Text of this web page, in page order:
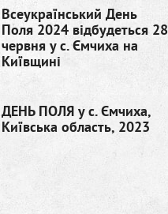
Всеукраїнський День
Поля 2024 відбудеться 28
червня у с. Ємчиха на
Київщині
ДЕНЬ ПОЛЯ у с. Ємчиха,
Київська область, 2023